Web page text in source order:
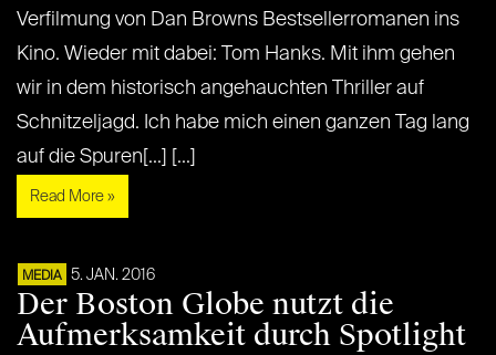
Verfilmung von Dan Browns Bestsellerromanen ins
Kino. Wieder mit dabei: Tom Hanks. Mit ihm gehen
wir in dem historisch angehauchten Thriller auf
Schnitzeljagd. Ich habe mich einen ganzen Tag lang
auf die Spuren[...] [...]
Read More »
MEDIA 5. JAN. 2016
Der Boston Globe nutzt die
Aufmerksamkeit durch Spotlight